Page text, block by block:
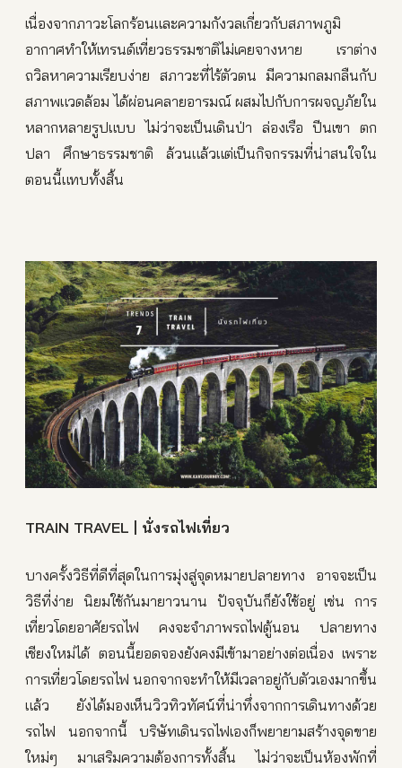
เนื่องจากภาวะโลกร้อนและความกังวลเกี่ยวกับสภาพภูมิ
อากาศทำให้เทรนด์เที่ยวธรรมชาติไม่เคยจางหาย เราต่าง
ถวิลหาความเรียบง่าย สภาวะที่ไร้ตัวตน มีความกลมกลืนกับ
สภาพแวดล้อม ได้ผ่อนคลายอารมณ์ ผสมไปกับการผจญภัยใน
หลากหลายรูปแบบ ไม่ว่าจะเป็นเดินป่า ล่องเรือ ปีนเขา ตก
ปลา ศึกษาธรรมชาติ ล้วนแล้วแต่เป็นกิจกรรมที่น่าสนใจใน
ตอนนี้แทบทั้งสิ้น
TRAIN TRAVEL | นั่งรถไฟเที่ยว
บางครั้งวิธีที่ดีที่สุดในการมุ่งสู่จุดหมายปลายทาง อาจจะเป็น
วิธีที่ง่าย นิยมใช้กันมายาวนาน ปัจจุบันก็ยังใช้อยู่ เช่น การ
เที่ยวโดยอาศัยรถไฟ คงจะจำภาพรถไฟตู้นอน ปลายทาง
เชียงใหม่ได้ ตอนนี้ยอดจองยังคงมีเข้ามาอย่างต่อเนื่อง เพราะ
การเที่ยวโดยรถไฟ นอกจากจะทำให้มีเวลาอยู่กับตัวเองมากขึ้น
แล้ว ยังได้มองเห็นวิวทิวทัศน์ที่น่าทึ่งจากการเดินทางด้วย
รถไฟ นอกจากนี้ บริษัทเดินรถไฟเองก็พยายามสร้างจุดขาย
ใหม่ๆ มาเสริมความต้องการทั้งสิ้น ไม่ว่าจะเป็นห้องพักที่